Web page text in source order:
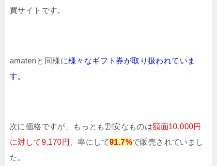
買サイトです。
amatenと同様に様 々なギフト券が取り扱われていま
す。
次に価格ですが、もっとも割安なものは額面10,000円
に対して9,170円、率にして91.7%で販売されていまし
た。